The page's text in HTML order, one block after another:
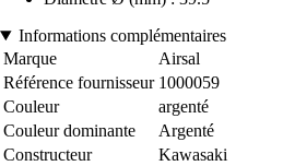
Informations complémentaires
Marque
Airsal
Référence fournisseur 1000059
Couleur
argenté
Couleur dominante
Argenté
Constructeur
Kawasaki